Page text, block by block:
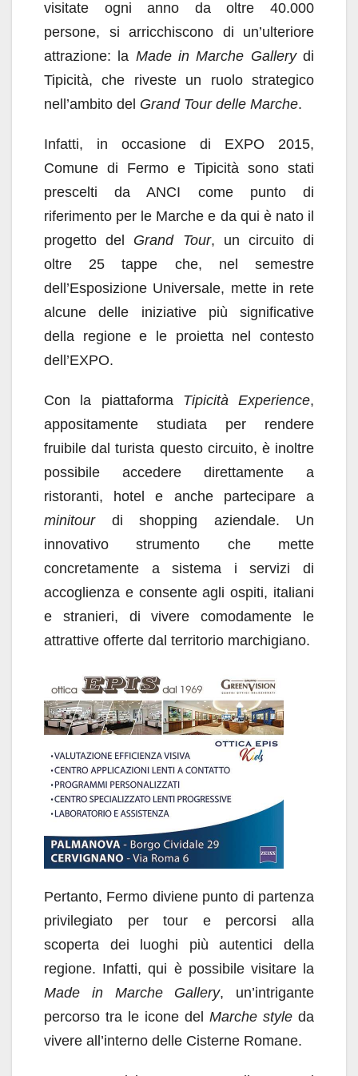
visitate ogni anno da oltre 40.000
persone, si arricchiscono di un’ulteriore
attrazione: la Made in Marche Gallerydi
Tipicità, che riveste un ruolo strategico
nell’ambito del Grand Tour delle Marche.
Infatti, in occasione di EXPO 2015,
Comune di Fermo e Tipicità sono stati
prescelti da ANCI come punto di
riferimento per le Marche e da qui è nato il
progetto del Grand Tour, un circuito di
oltre 25 tappe che, nel semestre
dell’Esposizione Universale, mette in rete
alcune delle iniziative più significative
della regione e le proietta nel contesto
dell’EXPO.
Con la piattaforma Tipicità Experience,
appositamente studiata per rendere
fruibile dal turista questo circuito, è inoltre
possibile accedere direttamente a
ristoranti, hotel e anche partecipare a
minitourdi shopping aziendale. Un
innovativo strumento che mette
concretamente a sistema i servizi di
accoglienza e consente agli ospiti, italiani
e stranieri, di vivere comodamente le
attrattive offerte dal territorio marchigiano.
Pertanto, Fermo diviene punto di partenza
privilegiato per tour e percorsi alla
scoperta dei luoghi più autentici della
regione. Infatti, qui è possibile visitare la
Made in Marche Gallery, un’intrigante
percorso tra le icone del Marche style da
vivere all’interno delle Cisterne Romane.